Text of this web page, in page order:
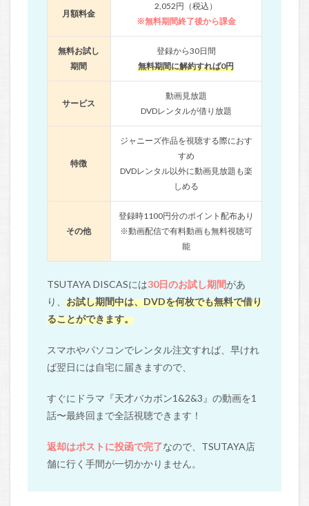
月額料金
2,052円（税込）
※無料期間終了後から課金
無料お試し
期間
登録から30日間
無料期間に解約すれば0円
サービス
動画見放題
DVDレンタルが借り放題
特徴
ジャニーズ作品を視聴する際におす
すめ
DVDレンタル以外に動画見放題も楽
しめる
その他
登録時1100円分のポイント配布あり
※動画配信で有料動画も無料視聴可
能
TSUTAYA DISCASには30日のお試し期間があ
り、 お試し期間中は、DVDを何枚でも無料で借り
ることができます。
スマホやパソコンでレンタル注文すれば、早けれ
ば翌日には自宅に届きますので、
すぐにドラマ『天才バカボン1&2&3』の動画を1
話〜最終回まで全話視聴できます！
返却はポストに投函で完了なので、TSUTAYA店
舗に行く手間が一切かかりません。